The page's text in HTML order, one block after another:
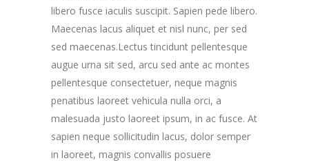
libero fusce iaculis suscipit. Sapien pede libero.
Maecenas lacus aliquet et nisl nunc, per sed
sed maecenas.Lectus tincidunt pellentesque
augue urna sit sed, arcu sed ante ac montes
pellentesque consectetuer, neque magnis
penatibus laoreet vehicula nulla orci, a
malesuada justo laoreet ipsum, in ac fusce. At
sapien neque sollicitudin lacus, dolor semper
in laoreet, magnis convallis posuere